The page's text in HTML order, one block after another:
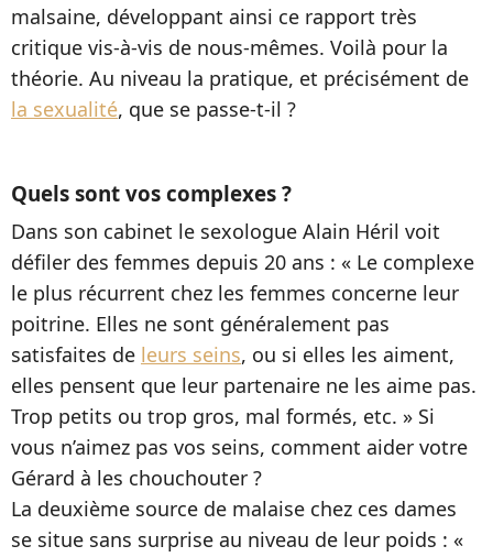
malsaine, développant ainsi ce rapport très
critique vis-à-vis de nous-mêmes. Voilà pour la
théorie. Au niveau la pratique, et précisément de
la sexualité, que se passe-t-il ?
Quels sont vos complexes ?
Dans son cabinet le sexologue Alain Héril voit
défiler des femmes depuis 20 ans : « Le complexe
le plus récurrent chez les femmes concerne leur
poitrine. Elles ne sont généralement pas
satisfaites de leurs seins, ou si elles les aiment,
elles pensent que leur partenaire ne les aime pas.
Trop petits ou trop gros, mal formés, etc. » Si
vous n’aimez pas vos seins, comment aider votre
Gérard à les chouchouter ?
La deuxième source de malaise chez ces dames
se situe sans surprise au niveau de leur poids : «